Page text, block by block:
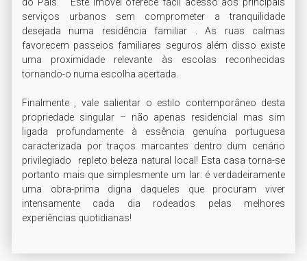
do País.   Este imóvel oferece fácil acesso aos principais
serviços urbanos sem comprometer a tranquilidade
desejada numa residência familiar . As ruas calmas
favorecem passeios familiares seguros além disso existe
uma proximidade relevante às escolas reconhecidas
tornando-o numa escolha acertada.
Finalmente , vale salientar o estilo contemporâneo desta
propriedade singular – não apenas residencial mas sim
ligada profundamente à essência genuína portuguesa
caracterizada por traços marcantes dentro dum cenário
privilegiado  repleto beleza natural local! Esta casa torna-se
portanto mais que simplesmente um lar: é verdadeiramente
uma obra-prima digna daqueles que procuram viver
intensamente cada dia rodeados pelas melhores
experiências quotidianas!